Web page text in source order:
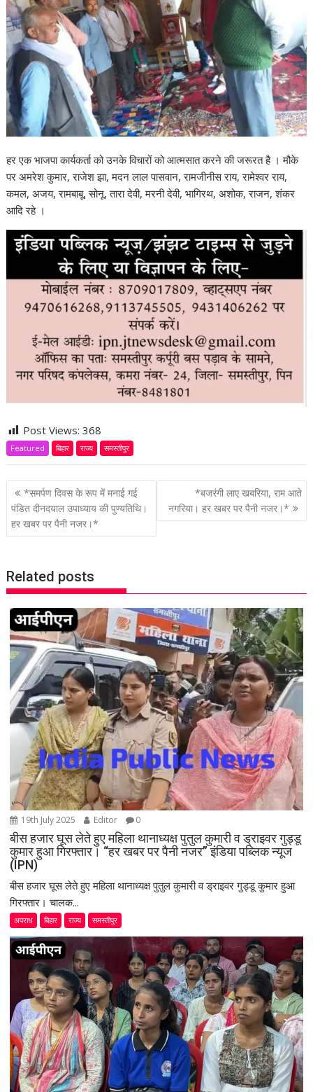
हर एक भाजपा कार्यकर्ता को उनके विचारों को आत्मसात करने की जरूरत है । मौके
पर अमरेश कुमार, राजेश झा, मदन लाल पासवान, रामजीनीस राय, रामेश्वर राय,
कमल, अजय, रामबाबू, सोनू, तारा देवी, मरनी देवी, भागिरथ, अशोक, राजन, शंकर
आदि रहे ।
Post Views:368
Featured बिहार राज्य समस्तीपुर
P
o
s
n
a
g
a
t
i
o
n
*समर्पण दिवस के रूप में मनाई गई
पंडित दीनदयाल उपाध्याय की पुण्यतिथि।
हर खबर पर पैनी नजर।*
*बजरंगी लाए खबरिया, राम आते
नगरिया। हर खबर पर पैनी नजर।*
Related posts
19th July 2025 Editor 0
बीस हजार घूस लेते हुए महिला थानाध्यक्ष पुतुल कुमारी व ड्राइवर गुड्डू
कुमार हुआ गिरफ्तार। “हर खबर पर पैनी नजर” इंडिया पब्लिक न्यूज
(IPN)
बीस हजार घूस लेते हुए महिला थानाध्यक्ष पुतुल कुमारी व ड्राइवर गुड्डू कुमार हुआ
गिरफ्तार। चालक...
अपराध बिहार राज्य समस्तीपुर